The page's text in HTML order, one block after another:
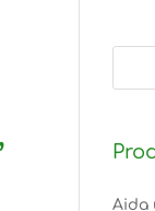
Aida